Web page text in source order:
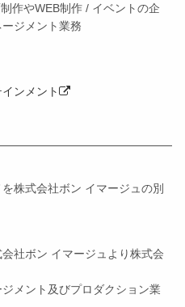
作やWEB制作 / イベントの企
ジメント業務
ンメント
株式会社ボン イマージュの別
社ボン イマージュより株式会
メント及びプロダクション業